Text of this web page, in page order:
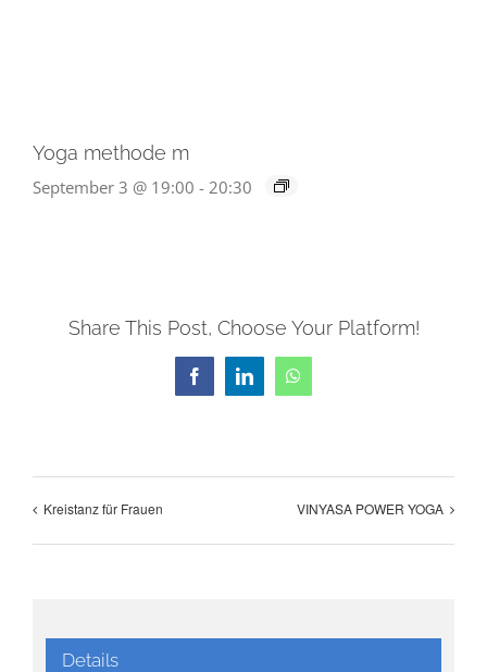
Yoga methode m
September 3 @ 19:00 - 20:30
Share This Post, Choose Your Platform!
FacebookLinkedInWhatsApp
Kreistanz für Frauen VINYASA POWER YOGA
Details